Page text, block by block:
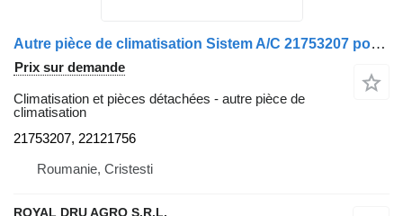
Autre pièce de climatisation Sistem A/C 21753207 pour bus Volvo B7R
Prix sur demande
Climatisation et pièces détachées - autre pièce de
climatisation
21753207, 22121756
Roumanie, Cristesti
ROYAL DRU AGRO S.R.L.